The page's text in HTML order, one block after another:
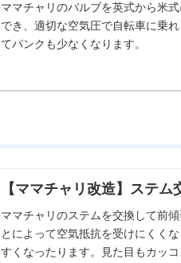
ママチャリのバルブを英式から米
でき、適切な空気圧で自転車に乗
てパンクも少なくなります。
【ママチャリ改造】ステム
ママチャリのステムを交換して前
とによって空気抵抗を受けにくく
すくなったります。見た目もカッコ